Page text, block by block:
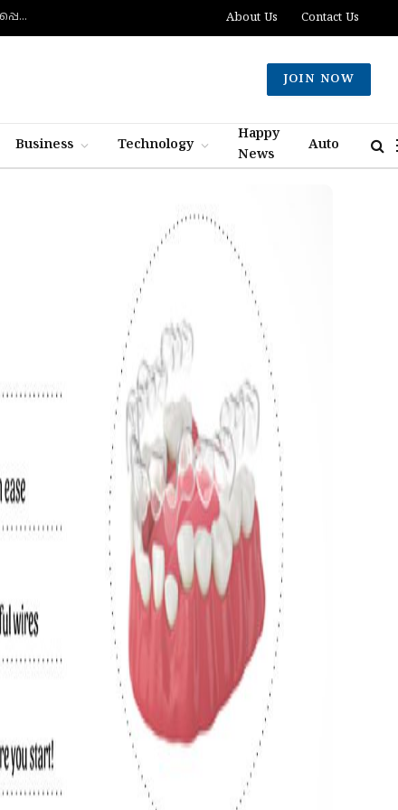
ദക്ഷിണ ലെബനോനില്‍ ബോംബ് സ്‌ഫോടനത്തില്‍ രണ്ട് ഇസ്രായിലി സൈനികര്‍ കൊല്ലപ്പെട്ടു; ഏഴുപേര്‍ക്ക് പരിക്ക് About Us Contact Us
JOIN NOW
Business Technology
Happy
News
Auto